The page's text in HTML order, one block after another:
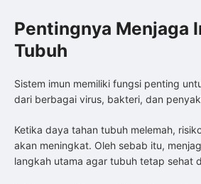
Pentingnya Menjaga
Tubuh
Sistem imun memiliki fungsi penting
dari berbagai virus, bakteri, dan
Ketika daya tahan tubuh melemah,
akan meningkat. Oleh sebab itu,
langkah utama agar tubuh tetap sehat